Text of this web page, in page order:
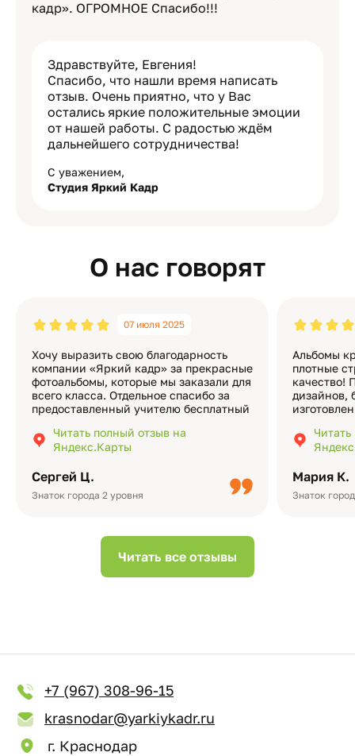
кадр». ОГРОМНОЕ Спасибо!!!
Здравствуйте, Евгения!
Спасибо, что нашли время написать
отзыв. Очень приятно, что у Вас
остались яркие положительные эмоции
от нашей работы. С радостью ждём
дальнейшего сотрудничества!
С уважением,
Студия Яркий Кадр
О нас говорят
Сергей Ц.
Знаток города 2 уровня
07 июля 2025
Хочу выразить свою благодарность
компании «Яркий кадр» за прекрасные
фотоальбомы, которые мы заказали для
всего класса. Отдельное спасибо за
предоставленный учителю бесплатный
подчёркивает значимость события.
Качество альбомов на высшем уровне:
Читать полный отзыв на
Яндекс.Карты
Мария К.
Знаток
Альбомы
плотные
качество!
дизайнов,
добавить
видео с
Читать все отзывы
+7 (967) 308-96-15
krasnodar@yarkiykadr.ru
г. Краснодар